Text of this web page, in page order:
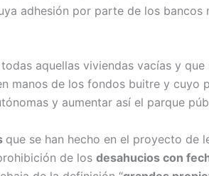
adhesión por parte de los
aquellas viviendas vacías y
manos de los fondos buitre y cuyo
y aumentar así el parque
que se han hecho en el proyecto de
de los desahucios con